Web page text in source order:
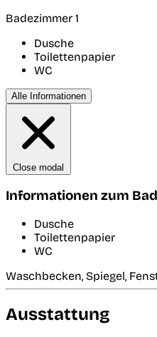
Badezimmer 1
Dusche
Toilettenpapier
WC
Alle Informationen
Close modal
Informationen zum
Dusche
Toilettenpapier
WC
Waschbecken, Spiegel,
Ausstattung